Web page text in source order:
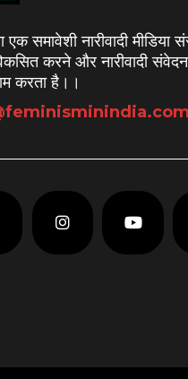
समावेशी नारीवादी मीडिया
करने और नारीवादी
करता है। ।